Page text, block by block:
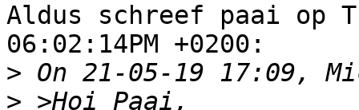
Aldus schreef paai op
06:02:14PM +0200:
>
>